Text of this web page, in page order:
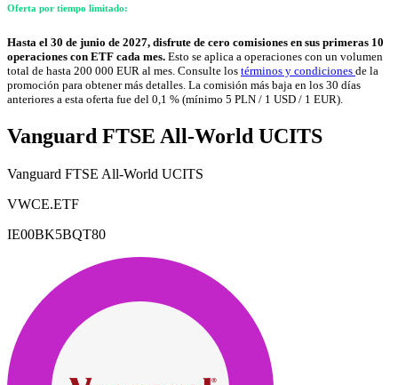
Oferta por tiempo limitado:
Hasta el 30 de junio de 2027, disfrute de cero comisiones en sus primeras 10
operaciones con ETF cada mes. Esto se aplica a operaciones con un volumen
total de hasta 200 000 EUR al mes. Consulte los términos y condiciones de la
promoción para obtener más detalles. La comisión más baja en los 30 días
anteriores a esta oferta fue del 0,1 % (mínimo 5 PLN / 1 USD / 1 EUR).
Vanguard FTSE All-World UCITS
Vanguard FTSE All-World UCITS
VWCE.ETF
IE00BK5BQT80